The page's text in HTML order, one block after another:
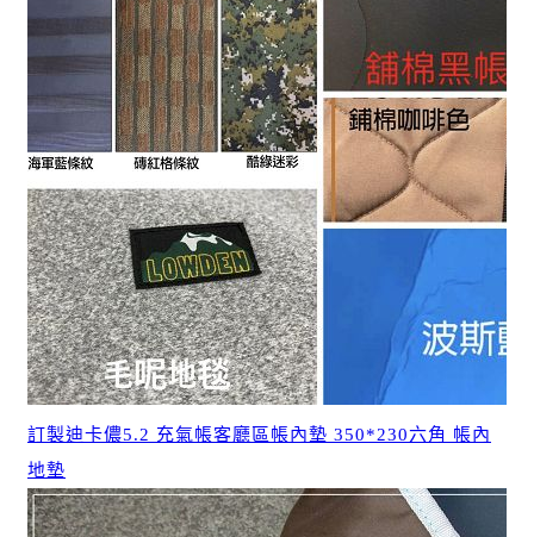
訂製迪卡儂5.2 充氣帳客廳區帳內墊 350*230六角 帳內
地墊